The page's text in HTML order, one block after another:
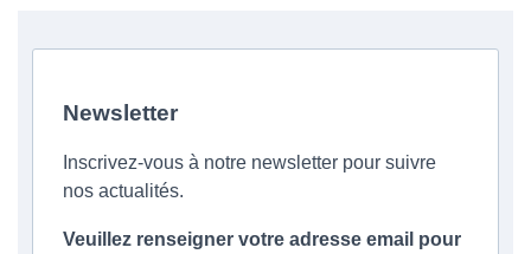
Newsletter
Inscrivez-vous à notre newsletter pour suivre
nos actualités.
Veuillez renseigner votre adresse email pour